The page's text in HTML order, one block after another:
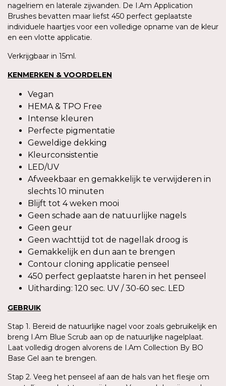
nagelriem en laterale zijwanden. De I.Am Application
Brushes bevatten maar liefst 450 perfect geplaatste
individuele haartjes voor een volledige opname van de kleur
en een vlotte applicatie.
Verkrijgbaar in 15ml.
KENMERKEN & VOORDELEN
Vegan
HEMA & TPO Free
Intense kleuren
Perfecte pigmentatie
Geweldige dekking
Kleurconsistentie
LED/UV
Afweekbaar en gemakkelijk te verwijderen in
slechts 10 minuten
Blijft tot 4 weken mooi
Geen schade aan de natuurlijke nagels
Geen geur
Geen wachttijd tot de nagellak droog is
Gemakkelijk en dun aan te brengen
Contour cloning applicatie penseel
450 perfect geplaatste haren in het penseel
Uitharding: 120 sec. UV / 30-60 sec. LED
GEBRUIK
Stap 1. Bereid de natuurlijke nagel voor zoals gebruikelijk en
breng I.Am Blue Scrub aan op de natuurlijke nagelplaat.
Laat volledig drogen alvorens de I.Am Collection By BO
Base Gel aan te brengen.
Stap 2. Veeg het penseel af aan de hals van het flesje om